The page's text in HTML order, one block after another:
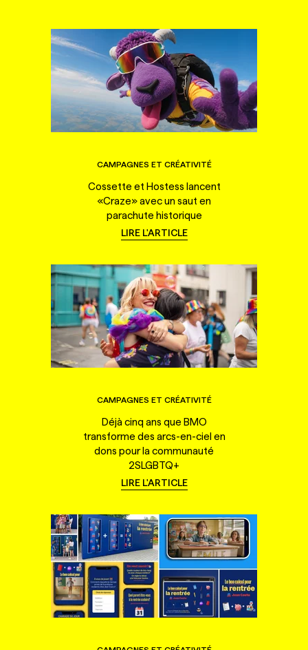
CAMPAGNES ET CRÉATIVITÉ
Cossette et Hostess lancent
«Craze» avec un saut en
parachute historique
LIRE L'ARTICLE
CAMPAGNES ET CRÉATIVITÉ
Déjà cinq ans que BMO
transforme des arcs-en-ciel en
dons pour la communauté
2SLGBTQ+
LIRE L'ARTICLE